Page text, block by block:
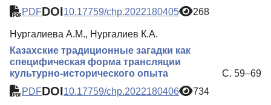
PDFDOI10.17759/chp.2022180405 268
Нургалиева А.М., Нургалиев К.А.
Казахские традиционные загадки как
специфическая форма трансляции
культурно-исторического опыта
С. 59–69
PDFDOI10.17759/chp.2022180406 734